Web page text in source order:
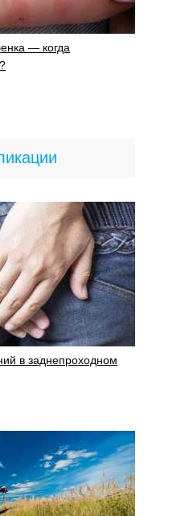
— когда
в заднепроходном